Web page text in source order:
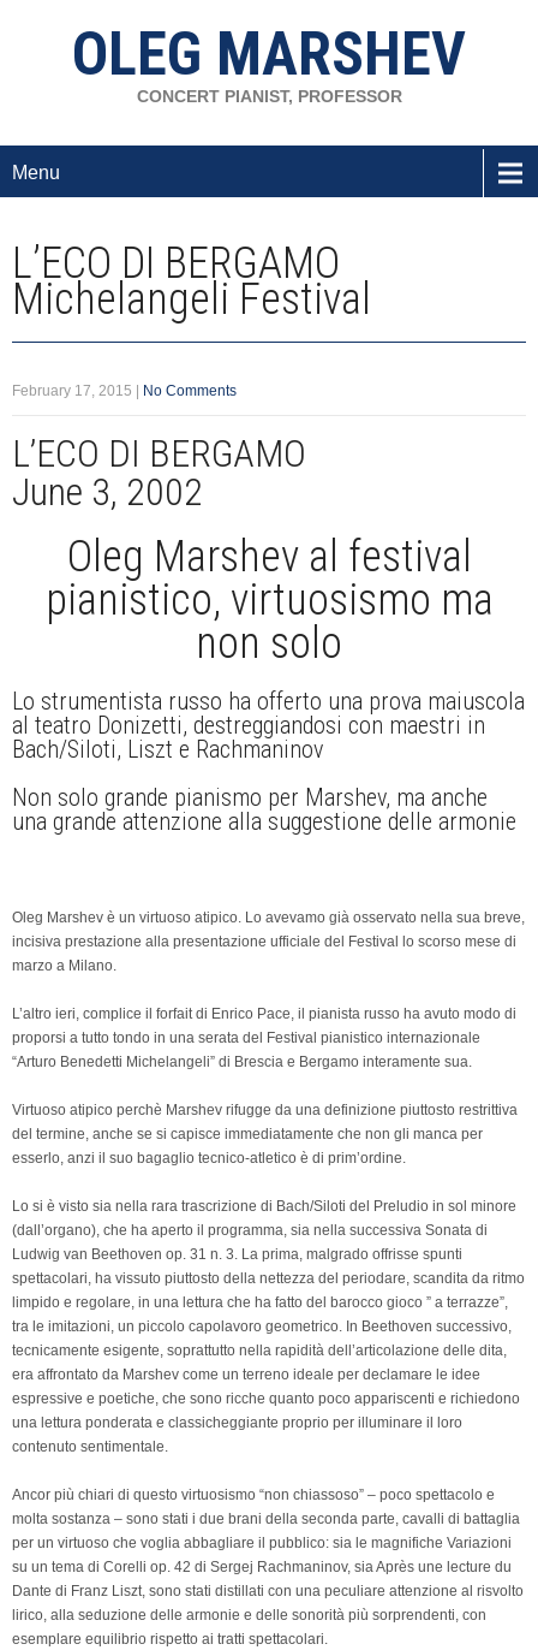
OLEG MARSHEV
CONCERT PIANIST, PROFESSOR
Menu
L’ECO DI BERGAMO
Michelangeli Festival
February 17, 2015 No Comments
L’ECO DI BERGAMO
June 3, 2002
Oleg Marshev al festival
pianistico, virtuosismo ma
non solo
Lo strumentista russo ha offerto una prova maiuscola
al teatro Donizetti, destreggiandosi con maestri in
Bach/Siloti, Liszt e Rachmaninov
Non solo grande pianismo per Marshev, ma anche
una grande attenzione alla suggestione delle armonie
Oleg Marshev è un virtuoso atipico. Lo avevamo già osservato nella sua breve,
incisiva prestazione alla presentazione ufficiale del Festival lo scorso mese di
marzo a Milano.
L’altro ieri, complice il forfait di Enrico Pace, il pianista russo ha avuto modo di
proporsi a tutto tondo in una serata del Festival pianistico internazionale
“Arturo Benedetti Michelangeli” di Brescia e Bergamo interamente sua.
Virtuoso atipico perchè Marshev rifugge da una definizione piuttosto restrittiva
del termine, anche se si capisce immediatamente che non gli manca per
esserlo, anzi il suo bagaglio tecnico-atletico è di prim’ordine.
Lo si è visto sia nella rara trascrizione di Bach/Siloti del Preludio in sol minore
(dall’organo), che ha aperto il programma, sia nella successiva Sonata di
Ludwig van Beethoven op. 31 n. 3. La prima, malgrado offrisse spunti
spettacolari, ha vissuto piuttosto della nettezza del periodare, scandita da ritmo
limpido e regolare, in una lettura che ha fatto del barocco gioco ” a terrazze”,
tra le imitazioni, un piccolo capolavoro geometrico. In Beethoven successivo,
tecnicamente esigente, soprattutto nella rapidità dell’articolazione delle dita,
era affrontato da Marshev come un terreno ideale per declamare le idee
espressive e poetiche, che sono ricche quanto poco appariscenti e richiedono
una lettura ponderata e classicheggiante proprio per illuminare il loro
contenuto sentimentale.
Ancor più chiari di questo virtuosismo “non chiassoso” – poco spettacolo e
molta sostanza – sono stati i due brani della seconda parte, cavalli di battaglia
per un virtuoso che voglia abbagliare il pubblico: sia le magnifiche Variazioni
su un tema di Corelli op. 42 di Sergej Rachmaninov, sia Après une lecture du
Dante di Franz Liszt, sono stati distillati con una peculiare attenzione al risvolto
lirico, alla seduzione delle armonie e delle sonorità più sorprendenti, con
esemplare equilibrio rispetto ai tratti spettacolari.